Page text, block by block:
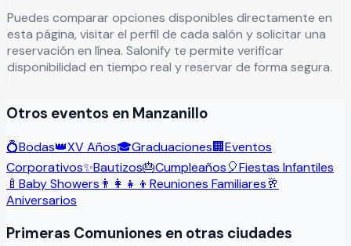
Puedes comparar opciones disponibles directamente en
esta página, visitar el perfil de cada salón y solicitar una
reservación en línea. Salonify te permite verificar
disponibilidad en tiempo real y reservar de forma segura.
Otros eventos en Manzanillo
💍Bodas👑XV Años🎓Graduaciones🏢Eventos
Corporativos✨Bautizos🎂Cumpleaños🎈Fiestas Infantiles
🍼 Baby Showers 👨‍👩‍👧‍👦 Reuniones Familiares🥂
Aniversarios
Primeras Comuniones en otras ciudades